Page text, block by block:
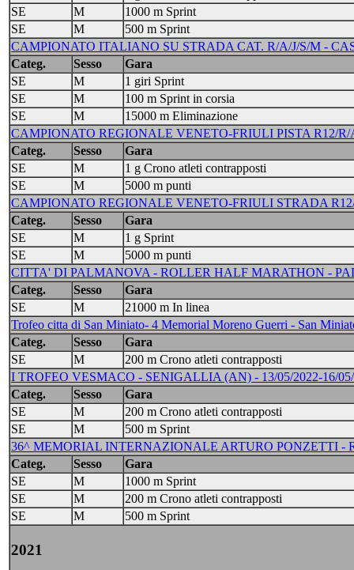
SE
M
1000 m Sprint
SE
M
500 m Sprint
CAMPIONATO ITALIANO SU STRADA CAT. R/A/J/S/M -
Categ.
Sesso
Gara
SE
M
1 giri Sprint
SE
M
100 m Sprint in corsia
SE
M
15000 m Eliminazione
CAMPIONATO REGIONALE VENETO-FRIULI PISTA R12/R/
Categ.
Sesso
Gara
SE
M
1 g Crono atleti contrapposti
SE
M
5000 m punti
CAMPIONATO REGIONALE VENETO-FRIULI STRADA
Categ.
Sesso
Gara
SE
M
1 g Sprint
SE
M
5000 m punti
CITTA' DI PALMANOVA - ROLLER HALF MARATHON -
Categ.
Sesso
Gara
SE
M
21000 m In linea
Trofeo citta di San Miniato- 4 Memorial Moreno Guerri - San
Categ.
Sesso
Gara
SE
M
200 m Crono atleti contrapposti
I TROFEO VESMACO - SENIGALLIA (AN) - 13/05/2022-16/
Categ.
Sesso
Gara
SE
M
200 m Crono atleti contrapposti
SE
M
500 m Sprint
36^ MEMORIAL INTERNAZIONALE ARTURO PONZETTI -
Categ.
Sesso
Gara
SE
M
1000 m Sprint
SE
M
200 m Crono atleti contrapposti
SE
M 500 m Sprint
2021